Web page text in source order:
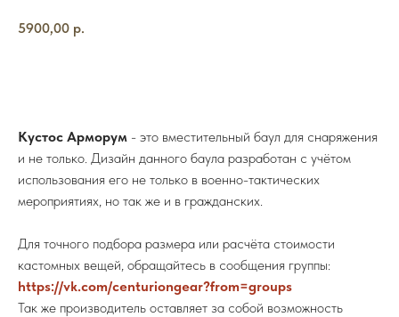
5900,00 р.
Кустос Арморум - это вместительный баул для снаряжения
и не только. Дизайн данного баула разработан с учётом
использования его не только в военно-тактических
мероприятиях, но так же и в гражданских.
Для точного подбора размера или расчёта стоимости
кастомных вещей, обращайтесь в сообщения группы:
https://vk.com/centuriongear?from=groups
Так же производитель оставляет за собой возможность